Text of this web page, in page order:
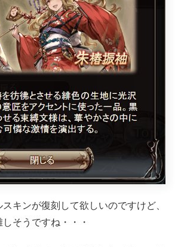
キンが復刻して欲しいのですけど、
そうですね・・・